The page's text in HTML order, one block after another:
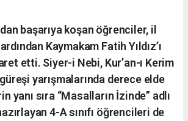
başarıya koşan öğrenciler, il
Kaymakam Fatih Yıldız’ı
etti. Siyer-i Nebi, Kur’an-ı Kerim
yarışmalarında derece elde
yanı sıra “Masalların İzinde” adlı
4-A sınıfı öğrencileri de